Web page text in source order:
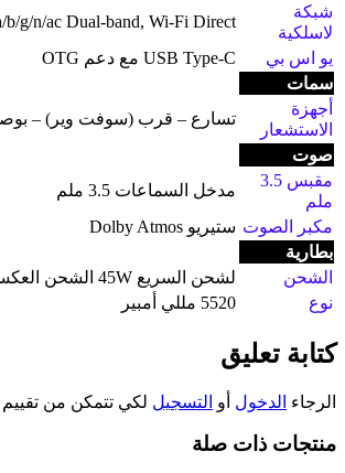
شبكة
لاسلكية
b/g/n/ac Dual-band, Wi-Fi Direct
يو اس بي
USB Type-C مع دعم OTG
سمات
أجهزة
الاستشعار
تسارع – قرب (سوفت وير) –
صوت
مقبس 3.5
ملم
مدخل السماعات 3.5 ملم
مكبر الصوت ستيريو Dolby Atmos
بطارية
الشحن
لشحن السريع 45W الشحن العكسي 18W
نوع
5520 مللي أمبير
كتابة تعليق
الرجاء الدخول أو التسجيل لكي تتمكن من تقييم
منتجات ذات صلة